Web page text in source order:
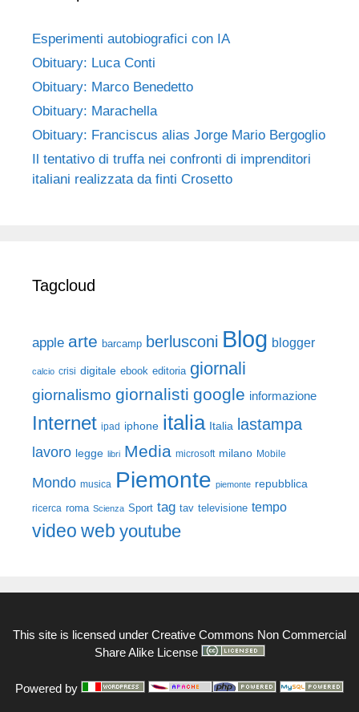
Esperimenti autobiografici con IA
Obituary: Luca Conti
Obituary: Marco Benedetto
Obituary: Marachella
Obituary: Franciscus alias Jorge Mario Bergoglio
Il tentativo di truffa nei confronti di imprenditori
italiani realizzata da finti Crosetto
Tagcloud
apple arte barcamp berlusconi Blog blogger
calcio crisi digitale ebook editoria giornali
giornalismo giornalisti google informazione
Internet ipad iphone italia Italia lastampa
lavoro legge libri Media microsoft milano Mobile
Mondo musica Piemonte piemonte repubblica
ricerca roma Scienza Sport tag tav televisione tempo
video web youtube
This site is licensed under Creative Commons Non Commercial
Share Alike License
Powered by